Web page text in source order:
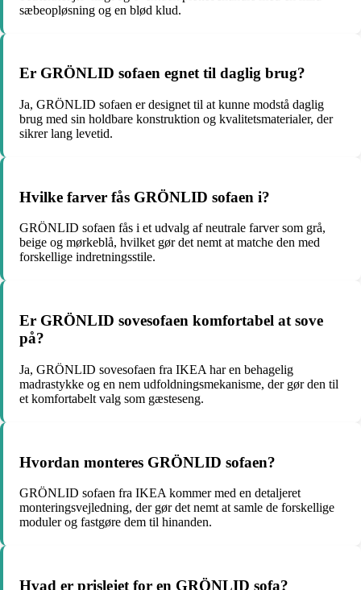
sæbeopløsning og en blød klud.
Er GRÖNLID sofaen egnet til daglig brug?
Ja, GRÖNLID sofaen er designet til at kunne modstå daglig
brug med sin holdbare konstruktion og kvalitetsmaterialer, der
sikrer lang levetid.
Hvilke farver fås GRÖNLID sofaen i?
GRÖNLID sofaen fås i et udvalg af neutrale farver som grå,
beige og mørkeblå, hvilket gør det nemt at matche den med
forskellige indretningsstile.
Er GRÖNLID sovesofaen komfortabel at sove
på?
Ja, GRÖNLID sovesofaen fra IKEA har en behagelig
madrastykke og en nem udfoldningsmekanisme, der gør den til
et komfortabelt valg som gæsteseng.
Hvordan monteres GRÖNLID sofaen?
GRÖNLID sofaen fra IKEA kommer med en detaljeret
monteringsvejledning, der gør det nemt at samle de forskellige
moduler og fastgøre dem til hinanden.
Hvad er prislejet for en GRÖNLID sofa?